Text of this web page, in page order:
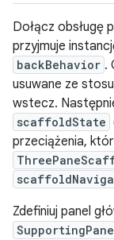
Dołącz obsługę
przyjmuje
backBehavior .
usuwane ze
wstecz.
scaffoldState
przeciążenia,
Zdefiniuj panel